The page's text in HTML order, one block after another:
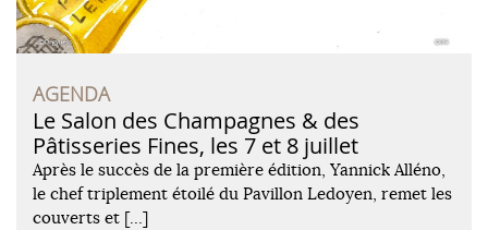
AGENDA
Le Salon des Champagnes & des
Pâtisseries Fines, les 7 et 8 juillet
Après le succès de la première édition, Yannick Alléno,
le chef triplement étoilé du Pavillon Ledoyen, remet les
couverts et […]